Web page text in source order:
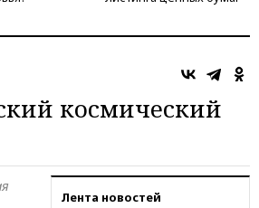
космический
Лента новостей